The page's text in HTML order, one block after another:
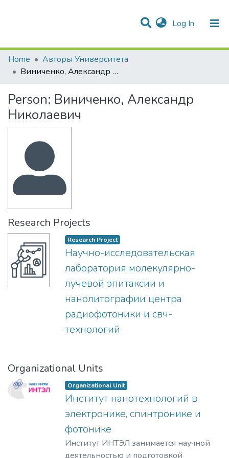
Log In (current)
Communities & Collections
Statistics
All of DSpace
Home
Авторы Университета
Виниченко, Александр Николаевич
Person: Виниченко, Александр
Николаевич
Research Projects
Research Project
Научно-исследовательская
лаборатория молекулярно-
лучевой эпитаксии и
нанолитографии центра
радиофотоники и свч-
технологий
Organizational Units
Organizational Unit
Институт нанотехнологий в
электронике, спинтронике и
фотонике
Институт ИНТЭЛ занимается научной
деятельностью и подготовкой